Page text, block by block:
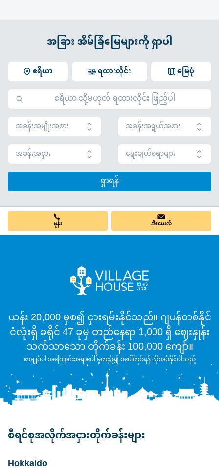
အခြား အိမ်ခြံမြေများကို ရှာပါ
ဧရိယာ မြေပုံ
ရထားလိုင်း
အခန်းအမျိုးအစား
အခန်းအရွယ်အစား
အခန်းအငှား
ရွေးချယ်စရာများ
ရှာရန်
ဖုန်း အီးမေးလ်
ယန်း 20,000 မှစ၍ ငှားရမ်းနိုင်သည်။ ဂျပန်တစ်နိုင်
ငံလုံးရှိ ခရိုင် 47 ခုမှ တည်နေရာ 1,000 ရှိ ဈေးနှုန်း
သက်သာသော တိုက်ခန်း 100,000 ကျော်။
စာချုပ်ပါ အကြောင်းအရာပေါ် မူတည်၍ စပေါ်တင်ရန် လိုအပ်နိုင်ပါသည်
စီရင်စုအလိုက်အငှားတိုက်ခန်းများ
Hokkaido